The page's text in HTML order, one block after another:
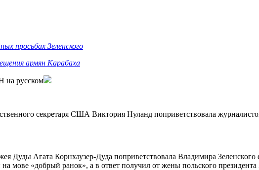
просьбах Зеленского
армян Карабаха
на русском
секретаря США Виктория Нуланд поприветствовала
Дуды Агата Корнхаузер-Дуда поприветствовала Владимира Зеленского
мове «добрый ранок», а в ответ получил от жены польского